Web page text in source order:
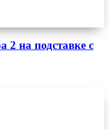
на подставке с